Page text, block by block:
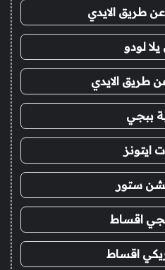
طريق الايدي
لودو
طريق الايدي
ببجي
ايتونز
ستور
اقساط
اقساط